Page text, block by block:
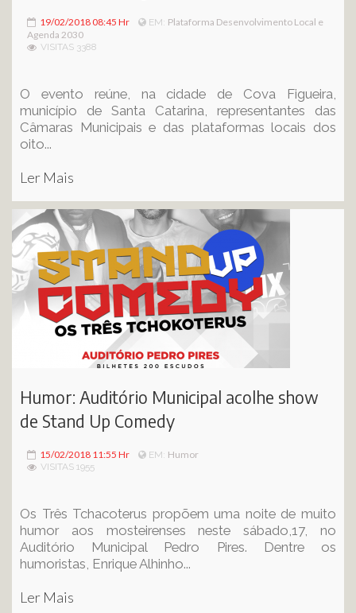
19/02/2018 08:45 Hr EM: Plataforma Desenvolvimento Local e
Agenda 2030
VISITAS 3388
O evento reúne, na cidade de Cova Figueira,
município de Santa Catarina, representantes das
Câmaras Municipais e das plataformas locais dos
oito...
Ler Mais
Humor: Auditório Municipal acolhe show
de Stand Up Comedy
15/02/2018 11:55 Hr EM: Humor
VISITAS 1955
Os Três Tchacoterus propõem uma noite de muito
humor aos mosteirenses neste sábado,17, no
Auditório Municipal Pedro Pires. Dentre os
humoristas, Enrique Alhinho...
Ler Mais